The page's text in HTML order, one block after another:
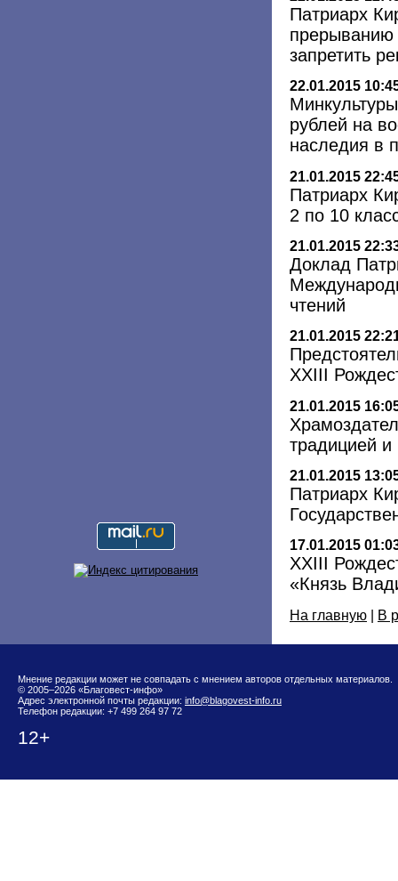
Патриарх
запретить
22.01.2015
рублей на
наследия в
21.01.2015
Патриарх
2 по 10
21.01.2015
Доклад
чтений
21.01.2015
XXIII
21.01.2015
традицией
21.01.2015
Патриарх
17.01.2015
ХХIII
«Князь
На главную | В
Мнение редакции может не совпадать с мнением авторов отдельных материалов.
© 2005–2026 «Благовест-инфо»
Адрес электронной почты редакции: info@blagovest-info.ru
Телефон редакции: +7 499 264 97 72
12+